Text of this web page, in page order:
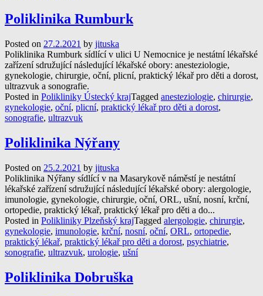
Poliklinika Rumburk
Posted on 27.2.2021 by jituska
Poliklinika Rumburk sídlící v ulici U Nemocnice je nestátní lékařské
zařízení sdružující následující lékařské obory: anesteziologie,
gynekologie, chirurgie, oční, plicní, praktický lékař pro děti a dorost,
ultrazvuk a sonografie.
Posted in Polikliniky Ústecký krajTagged anesteziologie, chirurgie,
gynekologie, oční, plicní, praktický lékař pro děti a dorost,
sonografie, ultrazvuk
Poliklinika Nýřany
Posted on 25.2.2021 by jituska
Poliklinika Nýřany sídlící v na Masarykově náměstí je nestátní
lékařské zařízení sdružující následující lékařské obory: alergologie,
imunologie, gynekologie, chirurgie, oční, ORL, ušní, nosní, krční,
ortopedie, praktický lékař, praktický lékař pro děti a do...
Posted in Polikliniky Plzeňský krajTagged alergologie, chirurgie,
gynekologie, imunologie, krční, nosní, oční, ORL, ortopedie,
praktický lékař, praktický lékař pro děti a dorost, psychiatrie,
sonografie, ultrazvuk, urologie, ušní
Poliklinika Dobruška